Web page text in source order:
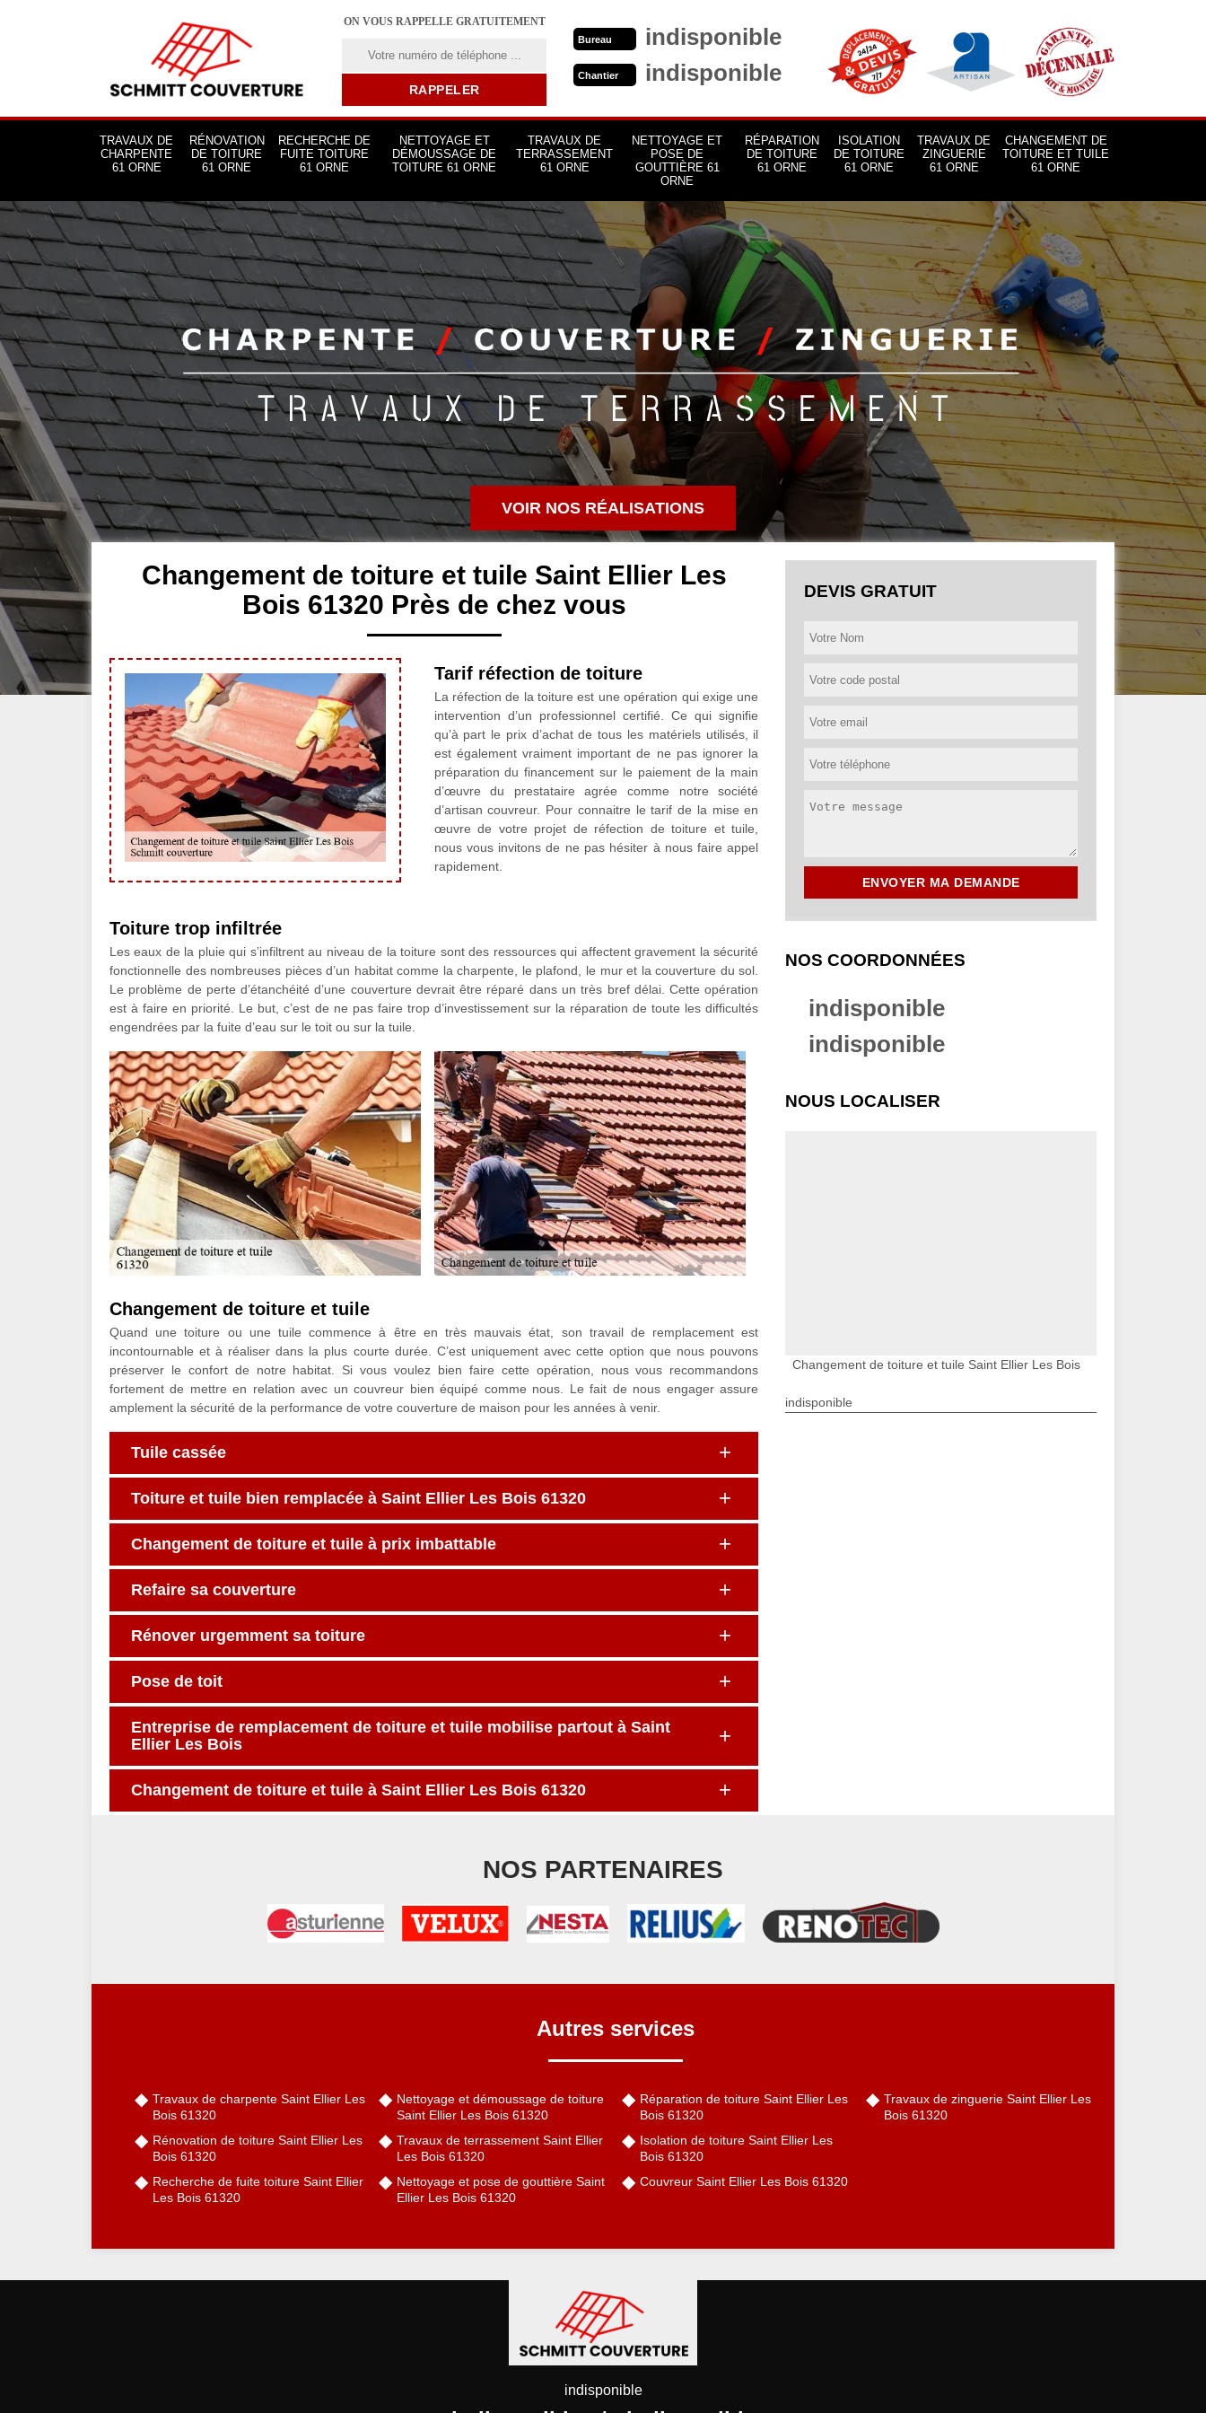
ON VOUS RAPPELLE GRATUITEMENT
Bureau indisponible
Chantier indisponible
TRAVAUX DE
CHARPENTE
61 ORNE
RÉNOVATION
DE TOITURE
61 ORNE
RECHERCHE DE
FUITE TOITURE
61 ORNE
NETTOYAGE ET
DÉMOUSSAGE DE
TOITURE 61 ORNE
TRAVAUX DE
TERRASSEMENT
61 ORNE
NETTOYAGE ET
POSE DE
GOUTTIÈRE 61
ORNE
RÉPARATION
DE TOITURE
61 ORNE
ISOLATION
DE TOITURE
61 ORNE
TRAVAUX DE
ZINGUERIE
61 ORNE
CHANGEMENT DE
TOITURE ET TUILE
61 ORNE
VOIR NOS RÉALISATIONS
Changement de toiture et tuile Saint Ellier Les
Bois 61320 Près de chez vous
Tarif réfection de toiture
La réfection de la toiture est une opération qui exige une
intervention d’un professionnel certifié. Ce qui signifie
qu’à part le prix d’achat de tous les matériels utilisés, il
est également vraiment important de ne pas ignorer la
préparation du financement sur le paiement de la main
d’œuvre du prestataire agrée comme notre société
d’artisan couvreur. Pour connaitre le tarif de la mise en
œuvre de votre projet de réfection de toiture et tuile,
nous vous invitons de ne pas hésiter à nous faire appel
rapidement.
Toiture trop infiltrée
Les eaux de la pluie qui s’infiltrent au niveau de la toiture sont des ressources qui affectent gravement la sécurité
fonctionnelle des nombreuses pièces d’un habitat comme la charpente, le plafond, le mur et la couverture du sol.
Le problème de perte d’étanchéité d’une couverture devrait être réparé dans un très bref délai. Cette opération
est à faire en priorité. Le but, c’est de ne pas faire trop d’investissement sur la réparation de toute les difficultés
engendrées par la fuite d’eau sur le toit ou sur la tuile.
Changement de toiture et tuile
Quand une toiture ou une tuile commence à être en très mauvais état, son travail de remplacement est
incontournable et à réaliser dans la plus courte durée. C’est uniquement avec cette option que nous pouvons
préserver le confort de notre habitat. Si vous voulez bien faire cette opération, nous vous recommandons
fortement de mettre en relation avec un couvreur bien équipé comme nous. Le fait de nous engager assure
amplement la sécurité de la performance de votre couverture de maison pour les années à venir.
Tuile cassée
Toiture et tuile bien remplacée à Saint Ellier Les Bois 61320
Changement de toiture et tuile à prix imbattable
Refaire sa couverture
Rénover urgemment sa toiture
Pose de toit
Entreprise de remplacement de toiture et tuile mobilise partout à Saint
Ellier Les Bois
Changement de toiture et tuile à Saint Ellier Les Bois 61320
DEVIS GRATUIT
NOS COORDONNÉES
indisponible
indisponible
NOUS LOCALISER
Changement de toiture et tuile Saint Ellier Les Bois
indisponible
NOS PARTENAIRES
Autres services
Travaux de charpente Saint Ellier Les
Bois 61320
Rénovation de toiture Saint Ellier Les
Bois 61320
Recherche de fuite toiture Saint Ellier
Les Bois 61320
Nettoyage et démoussage de toiture
Saint Ellier Les Bois 61320
Travaux de terrassement Saint Ellier
Les Bois 61320
Nettoyage et pose de gouttière Saint
Ellier Les Bois 61320
Réparation de toiture Saint Ellier Les
Bois 61320
Isolation de toiture Saint Ellier Les
Bois 61320
Couvreur Saint Ellier Les Bois 61320
Travaux de zinguerie Saint Ellier Les
Bois 61320
indisponible